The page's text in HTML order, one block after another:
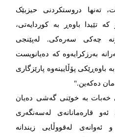
تەنها دروستکردنی حیزبێک
تێیدا باوەڕ بە کوردایەتی،
چەکی سەرەکی. لەپێنجی
بەرزکرایەوە کە دەیانویست
باوەڕێکی پۆڵایینەوە پارێزگاری
دەکەین."
خەبات بە خوێنی گەشی دەیان
قارەمانانەی لەسەنگەری
لەقووڵایی زیندانە